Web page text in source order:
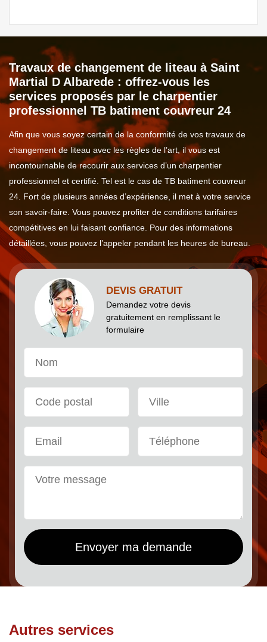
Travaux de changement de liteau à Saint
Martial D Albarede : offrez-vous les
services proposés par le charpentier
professionnel TB batiment couvreur 24
Afin que vous soyez certain de la conformité de vos travaux de
changement de liteau avec les règles de l’art, il vous est
incontournable de recourir aux services d’un charpentier
professionnel et certifié. Tel est le cas de TB batiment couvreur
24. Fort de plusieurs années d’expérience, il met à votre service
son savoir-faire. Vous pouvez profiter de conditions tarifaires
compétitives en lui faisant confiance. Pour des informations
détaillées, vous pouvez l’appeler pendant les heures de bureau.
DEVIS GRATUIT
Demandez votre devis
gratuitement en remplissant le
formulaire
Autres services